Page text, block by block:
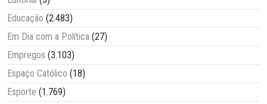
Educação (2.483)
Em Dia com a Política (27)
Empregos (3.103)
Espaço Católico (18)
Esporte (1.769)